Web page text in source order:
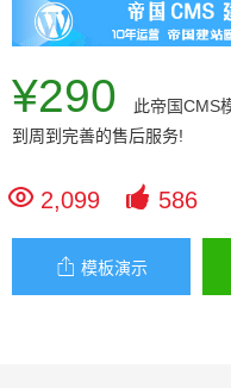
¥290 此帝国CMS
到周到完善的售后服务!
 2,099  586
 模板演示